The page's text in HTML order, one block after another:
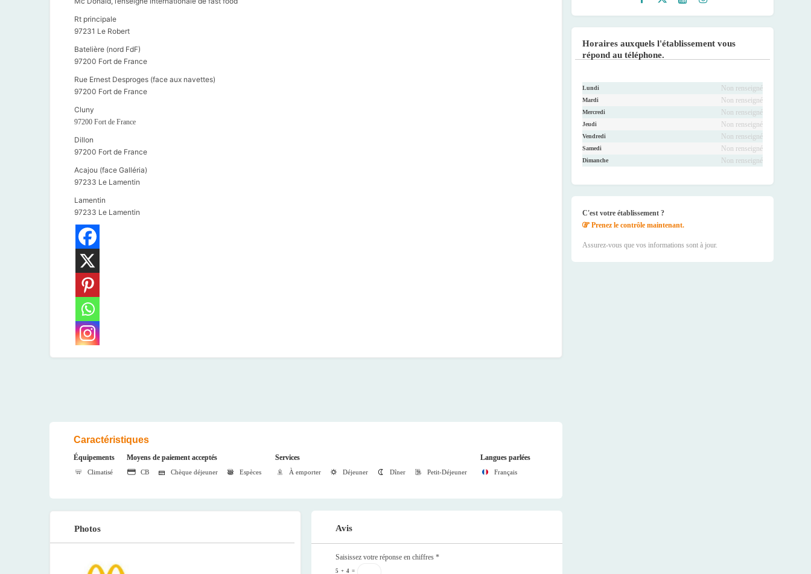
Rt principale
97231 Le Robert
Batelière (nord FdF)
97200 Fort de France
Rue Ernest Desproges (face aux navettes)
97200 Fort de France
Cluny
97200 Fort de France
Dillon
97200 Fort de France
Acajou (face Galléria)
97233 Le Lamentin
Lamentin
97233 Le Lamentin
Caractéristiques
Équipements
Climatisé
Moyens de paiement acceptés
CB Chèque déjeuner Espèces
Services
À emporter Déjeuner Dîner Petit-Déjeuner
Langues parlées
Français
Photos Avis
Saisissez votre réponse en chiffres*
5 + 4 =
Horaires auxquels l'établissement vous
répond au téléphone.
Lundi Non renseigné
Mardi Non renseigné
Mercredi Non renseigné
Jeudi Non renseigné
Vendredi Non renseigné
Samedi Non renseigné
Dimanche Non renseigné
C'est votre établissement ?
Prenez le contrôle maintenant.
Assurez-vous que vos informations sont à jour.